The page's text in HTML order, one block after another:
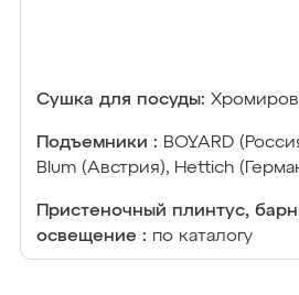
Сушка для посуды:
Подъемники : BOYARD
Blum (Австрия), Hettich
Пристеночный плинтус,
освещение : по каталогу